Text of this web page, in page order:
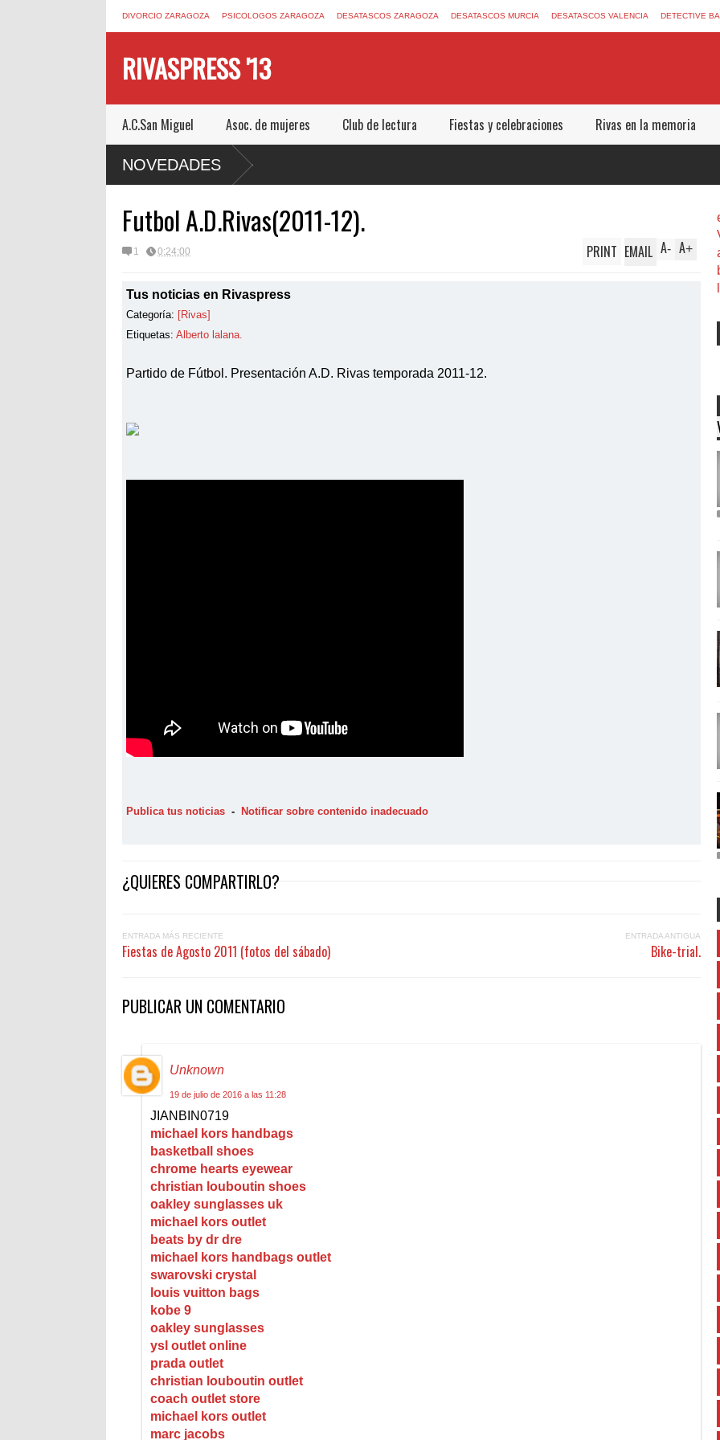
DIVORCIO ZARAGOZA PSICOLOGOS ZARAGOZA DESATASCOS ZARAGOZA DESATASCOS MURCIA DESATASCOS VALENCIA DETECTIVE
RIVASPRESS '13
A.C.San Miguel Asoc. de mujeres Club de lectura Fiestas y celebraciones Rivas en la memoria
NOVEDADES
Futbol A.D.Rivas(2011-12).
1 0:24:00 A+
A-
PRINT EMAIL
Tus noticias en Rivaspress
Categoría: [Rivas]
Etiquetas: Alberto lalana.
Partido de Fútbol. Presentación A.D. Rivas temporada 2011-12.
Publica tus noticias - Notificar sobre contenido inadecuado
¿QUIERES COMPARTIRLO?
ENTRADA MÁS RECIENTE
Fiestas de Agosto 2011 (fotos del sábado)
ENTRADA ANTIGUA
Bike-trial.
PUBLICAR UN COMENTARIO
Unknown
19 de julio de 2016 a las 11:28
JIANBIN0719
michael kors handbags
basketball shoes
chrome hearts eyewear
christian louboutin shoes
oakley sunglasses uk
michael kors outlet
beats by dr dre
michael kors handbags outlet
swarovski crystal
louis vuitton bags
kobe 9
oakley sunglasses
ysl outlet online
prada outlet
christian louboutin outlet
coach outlet store
michael kors outlet
marc jacobs